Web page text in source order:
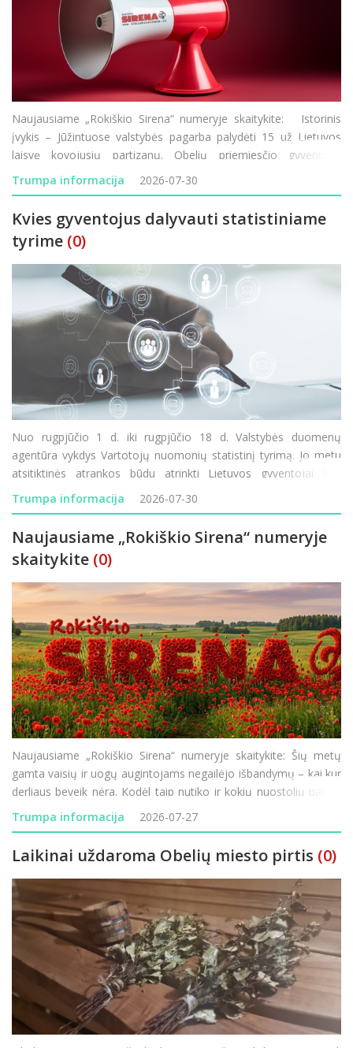
Naujausiame „Rokiškio Sirena“ numeryje skaitykite: Istorinis
įvykis – Jūžintuose valstybės pagarba palydėti 15 už Lietuvos
laisvę kovojusių partizanų. Obelių priemiesčio gyventojai
nebegali taikstytis su kasdienėmis dulkių problemomis. Rokiškio
Rudolf
Trumpa informacija 2026-07-30
Kvies gyventojus dalyvauti statistiniame
tyrime (0)
Nuo rugpjūčio 1 d. iki rugpjūčio 18 d. Valstybės duomenų
agentūra vykdys Vartotojų nuomonių statistinį tyrimą. Jo metu
atsitiktinės atrankos būdu atrinkti Lietuvos gyventojai bus
kviečiami atsakyti į klausimus apie savo lūkesčius, finansinę
padėtį ir vartojimo planus. Tyrimo rezultatai padeda
Trumpa informacija 2026-07-30
Naujausiame „Rokiškio Sirena“ numeryje
skaitykite (0)
Naujausiame „Rokiškio Sirena“ numeryje skaitykite: Šių metų
gamta vaisių ir uogų augintojams negailėjo išbandymų – kai kur
derliaus beveik nėra. Kodėl taip nutiko ir kokių nuostolių patyrė
Rokiškio krašto ūkininkai? Minint 85-ąsias Holokausto
Trumpa informacija 2026-07-27
Laikinai uždaroma Obelių miesto pirtis (0)